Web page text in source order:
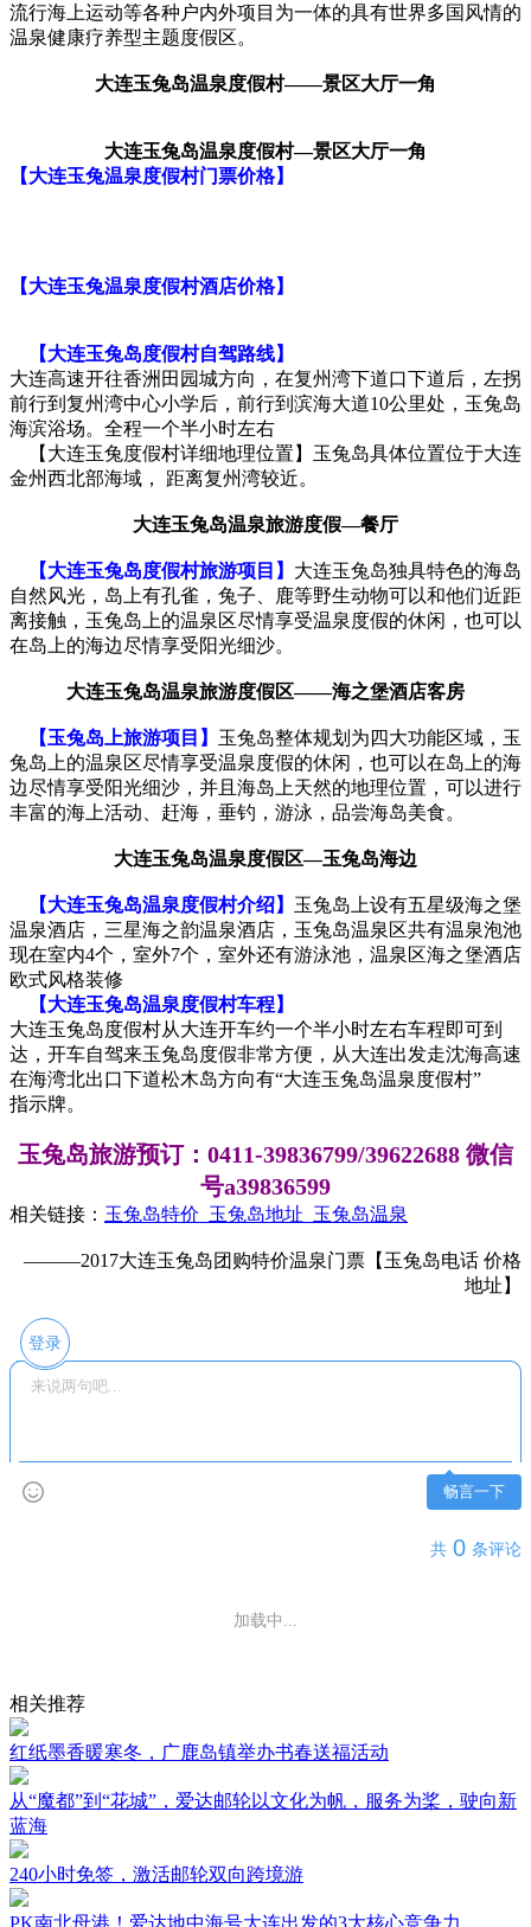
流行海上运动等各种户内外项目为一体的具有世界多国风情的
温泉健康疗养型主题度假区。
大连玉兔岛温泉度假村——景区大厅一角
大连玉兔岛温泉度假村—景区大厅一角
【大连玉兔温泉度假村门票价格】
【大连玉兔温泉度假村酒店价格】
【大连玉兔岛度假村自驾路线】
大连高速开往香洲田园城方向，在复州湾下道口下道后，左拐
前行到复州湾中心小学后，前行到滨海大道10公里处，玉兔岛
海滨浴场。全程一个半小时左右
【大连玉兔度假村详细地理位置】玉兔岛具体位置位于大连
金州西北部海域， 距离复州湾较近。
大连玉兔岛温泉旅游度假—餐厅
【大连玉兔岛度假村旅游项目】 大连玉兔岛独具特色的海岛
自然风光，岛上有孔雀，兔子、鹿等野生动物可以和他们近距
离接触，玉兔岛上的温泉区尽情享受温泉度假的休闲，也可以
在岛上的海边尽情享受阳光细沙。
大连玉兔岛温泉旅游度假区——海之堡酒店客房
【玉兔岛上旅游项目】 玉兔岛整体规划为四大功能区域，玉
兔岛上的温泉区尽情享受温泉度假的休闲，也可以在岛上的海
边尽情享受阳光细沙，并且海岛上天然的地理位置，可以进行
丰富的海上活动、赶海，垂钓，游泳，品尝海岛美食。
大连玉兔岛温泉度假区—玉兔岛海边
【大连玉兔岛温泉度假村介绍】 玉兔岛上设有五星级海之堡
温泉酒店，三星海之韵温泉酒店，玉兔岛温泉区共有温泉泡池
现在室内4个，室外7个，室外还有游泳池，温泉区海之堡酒店
欧式风格装修
【大连玉兔岛温泉度假村车程】
大连玉兔岛度假村从大连开车约一个半小时左右车程即可到
达，开车自驾来玉兔岛度假非常方便，从大连出发走沈海高速
在海湾北出口下道松木岛方向有“大连玉兔岛温泉度假村”
指示牌。
玉兔岛旅游预订：0411-39836799/39622688 微信
号a39836599
相关链接： 玉兔岛特价 玉兔岛地址 玉兔岛温泉
———2017大连玉兔岛团购特价温泉门票【玉兔岛电话 价格
地址】
登录
畅言一下
共 0 条评论
加载中...
相关推荐
红纸墨香暖寒冬，广鹿岛镇举办书春送福活动
从“魔都”到“花城”，爱达邮轮以文化为帆，服务为桨，驶向新
蓝海
240小时免签，激活邮轮双向跨境游
PK南北母港！爱达地中海号大连出发的3大核心竞争力